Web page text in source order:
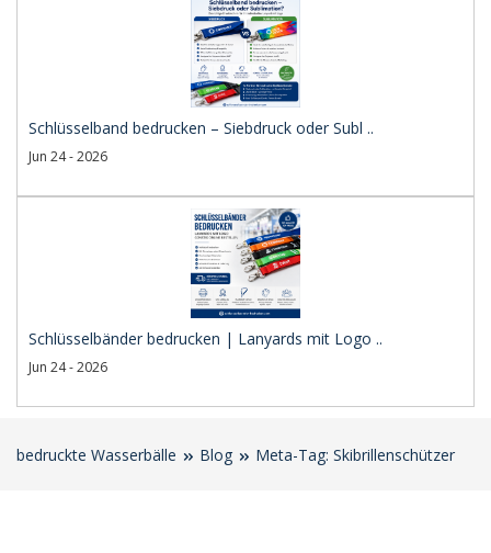
Schlüsselband bedrucken – Siebdruck oder Subl ..
Jun 24 - 2026
Schlüsselbänder bedrucken | Lanyards mit Logo ..
Jun 24 - 2026
bedruckte Wasserbälle Blog Meta-Tag: Skibrillenschützer